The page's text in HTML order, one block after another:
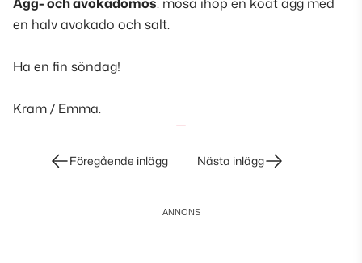
en halv avokado och salt.
Ha en fin söndag!
Kram / Emma.
InläggsnavigeringFöregående inlägg Nästa inlägg